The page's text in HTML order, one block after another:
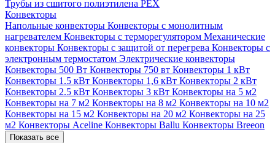
Трубы из сшитого полиэтилена PEX
Конвекторы
Напольные конвекторы Конвекторы с монолитным
нагревателем Конвекторы с терморегулятором Механические
конвекторы Конвекторы с защитой от перегрева Конвекторы с
электронным термостатом Электрические конвекторы
Конвекторы 500 Вт Конвекторы 750 вт Конвекторы 1 кВт
Конвекторы 1.5 кВт Конвекторы 1,6 кВт Конвекторы 2 кВт
Конвекторы 2.5 кВт Конвекторы 3 кВт Конвекторы на 5 м2
Конвекторы на 7 м2 Конвекторы на 8 м2 Конвекторы на 10 м2
Конвекторы на 15 м2 Конвекторы на 20 м2 Конвекторы на 25
м2 Конвекторы Aceline Конвекторы Ballu Конвекторы Breeon
Показать все